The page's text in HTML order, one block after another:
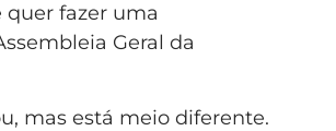
quer fazer uma
Geral da
mas está meio diferente.